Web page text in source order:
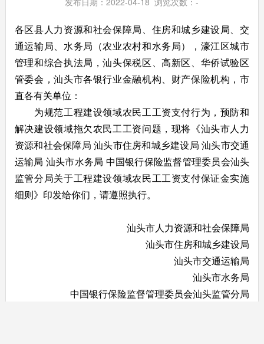
各区县人力资源和社会保障局、住房和城乡建设局、交
通运输局、水务局（农业农村和水务局），濠江区城市
管理和综合执法局，汕头保税区、高新区、华侨试验区
管委会，汕头市各银行业金融机构、财产保险机构，市
直各有关单位：
为规范工程建设领域农民工工资支付行为，预防和
解决建设领域拖欠农民工工资问题，现将《汕头市人力
资源和社会保障局 汕头市住房和城乡建设局 汕头市交通
运输局 汕头市水务局 中国银行保险监督管理委员会汕头
监管分局关于工程建设领域农民工工资支付保证金实施
细则》印发给你们，请遵照执行。
汕头市人力资源和社会保障局
汕头市住房和城乡建设局
汕头市交通运输局
汕头市水务局
中国银行保险监督管理委员会汕头监管分局